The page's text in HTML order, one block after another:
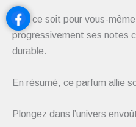
Que ce soit pour vous-
progressivement ses notes
durable.
En résumé, ce parfum allie
Plongez dans l’univers